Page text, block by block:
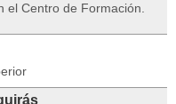
el Centro de Formación.